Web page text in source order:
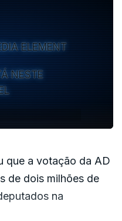
ELEMENT
NESTE
que a votação da AD
de dois milhões de
na